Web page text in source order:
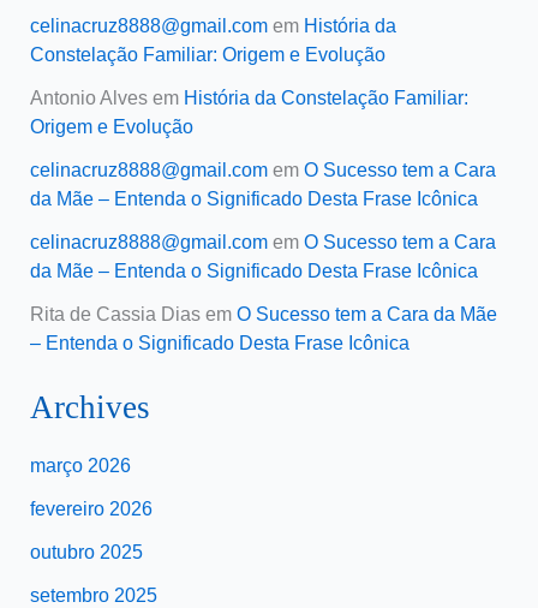
celinacruz8888@gmail.comem História da
Constelação Familiar: Origem e Evolução
Antonio Alvesem História da Constelação Familiar:
Origem e Evolução
celinacruz8888@gmail.comem O Sucesso tem a Cara
da Mãe – Entenda o Significado Desta Frase Icônica
celinacruz8888@gmail.comem O Sucesso tem a Cara
da Mãe – Entenda o Significado Desta Frase Icônica
Rita de Cassia Diasem O Sucesso tem a Cara da Mãe
– Entenda o Significado Desta Frase Icônica
Archives
março 2026
fevereiro 2026
outubro 2025
setembro 2025